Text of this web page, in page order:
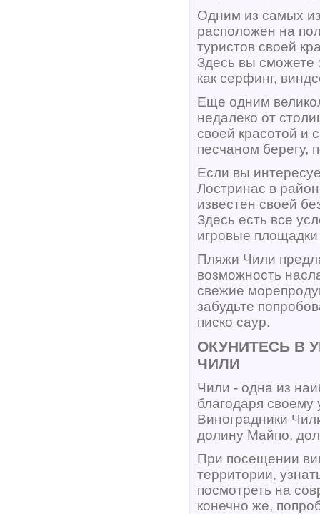
Одним из самых
расположен на
туристов своей
Здесь вы сможете
как серфинг,
Еще одним
недалеко от
своей красотой и
песчаном берегу,
Если вы
Лостринас в
известен своей
Здесь есть все
игровые
Пляжи Чили
возможность
свежие
забудьте
писко саур.
ОКУНИТЕСЬ В
ЧИЛИ
Чили - одна из
благодаря
Виноградники
долину Майпо,
При посещении
территории,
посмотреть на
конечно же,